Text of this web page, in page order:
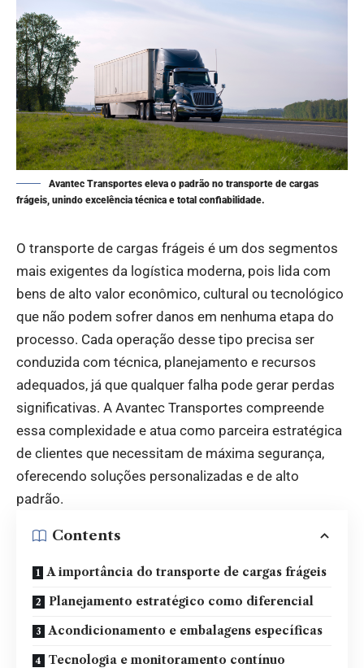
Avantec Transportes eleva o padrão no transporte de cargas
frágeis, unindo excelência técnica e total confiabilidade.
O transporte de cargas frágeis é um dos segmentos
mais exigentes da logística moderna, pois lida com
bens de alto valor econômico, cultural ou tecnológico
que não podem sofrer danos em nenhuma etapa do
processo. Cada operação desse tipo precisa ser
conduzida com técnica, planejamento e recursos
adequados, já que qualquer falha pode gerar perdas
significativas. A Avantec Transportes compreende
essa complexidade e atua como parceira estratégica
de clientes que necessitam de máxima segurança,
oferecendo soluções personalizadas e de alto
padrão.
Contents
A importância do transporte de cargas frágeis
Planejamento estratégico como diferencial
Acondicionamento e embalagens específicas
Tecnologia e monitoramento contínuo